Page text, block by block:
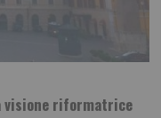
visione riformatrice